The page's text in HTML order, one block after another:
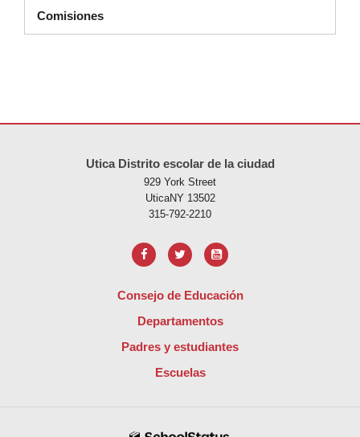
Comisiones
Utica Distrito escolar de la ciudad
929 York Street
UticaNY 13502
315-792-2210
Consejo de Educación
Departamentos
Padres y estudiantes
Escuelas